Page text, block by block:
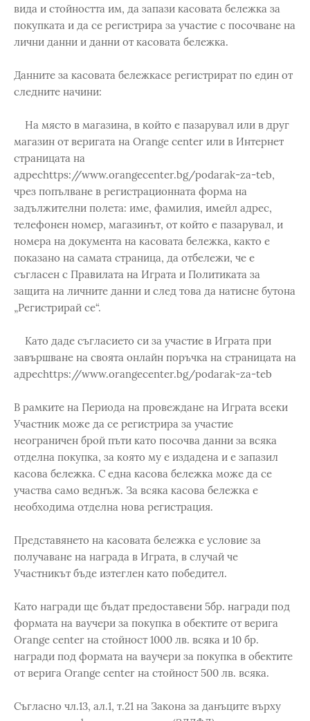
вида и стойността им, да запази касовата бележка за
покупката и да се регистрира за участие с посочване на
лични данни и данни от касовата бележка.
Данните за касовата бележкасе регистрират по един от
следните начини:
На място в магазина, в който е пазарувал или в друг
магазин от веригата на Orange center или в Интернет
страницата на
адресhttps://www.orangecenter.bg/podarak-za-teb,
чрез попълване в регистрационната форма на
задължителни полета: име, фамилия, имейл адрес,
телефонен номер, магазинът, от който е пазарувал, и
номера на документа на касовата бележка, както е
показано на самата страница, да отбележи, че е
съгласен с Правилата на Играта и Политиката за
защита на личните данни и след това да натисне бутона
„Регистрирай се“.
Като даде съгласието си за участие в Играта при
завършване на своята онлайн поръчка на страницата на
адресhttps://www.orangecenter.bg/podarak-za-teb
В рамките на Периода на провеждане на Играта всеки
Участник може да се регистрира за участие
неограничен брой пъти като посочва данни за всяка
отделна покупка, за която му е издадена и е запазил
касова бележка. С една касова бележка може да се
участва само веднъж. За всяка касова бележка е
необходима отделна нова регистрация.
Представянето на касовата бележка е условие за
получаване на награда в Играта, в случай че
Участникът бъде изтеглен като победител.
Като награди ще бъдат предоставени 5бр. награди под
формата на ваучери за покупка в обектите от верига
Orange center на стойност 1000 лв. всяка и 10 бр.
награди под формата на ваучери за покупка в обектите
от верига Orange center на стойност 500 лв. всяка.
Съгласно чл.13, ал.1, т.21 на Закона за данъците върху